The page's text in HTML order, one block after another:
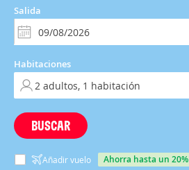
Salida
Habitaciones
BUSCAR
Añadir vuelo ahorra hasta un 20%